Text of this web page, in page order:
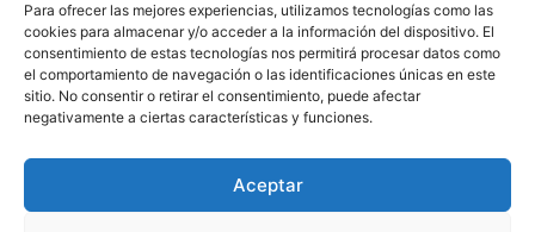
Para ofrecer las mejores experiencias, utilizamos tecnologías como las
cookies para almacenar y/o acceder a la información del dispositivo. El
consentimiento de estas tecnologías nos permitirá procesar datos como
el comportamiento de navegación o las identificaciones únicas en este
sitio. No consentir o retirar el consentimiento, puede afectar
negativamente a ciertas características y funciones.
Aceptar
+34 931 69 11 91
Motor Tàrrega Trucks BARCELONA
Zona Franca, Carrer E, s/n 08040 Barcelona, España